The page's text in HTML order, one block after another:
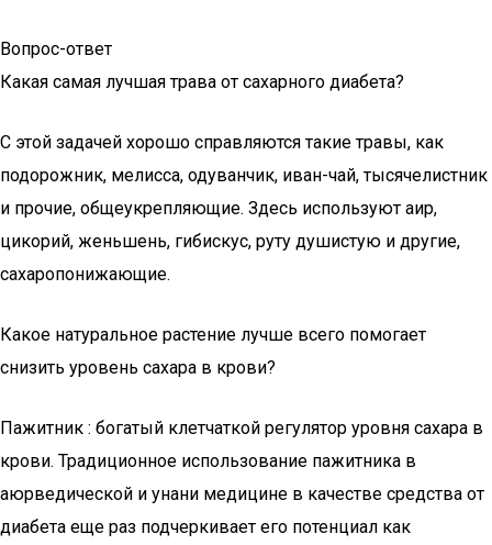
Вопрос-ответ
Какая самая лучшая трава от сахарного диабета?
С этой задачей хорошо справляются такие травы, как
подорожник, мелисса, одуванчик, иван-чай, тысячелистник
и прочие, общеукрепляющие. Здесь используют аир,
цикорий, женьшень, гибискус, руту душистую и другие,
сахаропонижающие.
Какое натуральное растение лучше всего помогает
снизить уровень сахара в крови?
Пажитник : богатый клетчаткой регулятор уровня сахара в
крови. Традиционное использование пажитника в
аюрведической и унани медицине в качестве средства от
диабета еще раз подчеркивает его потенциал как